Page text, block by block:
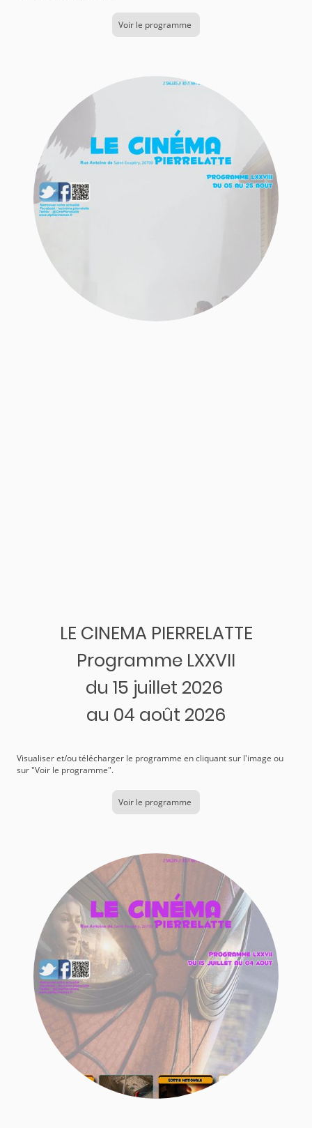
Voir le programme
LE CINEMA PIERRELATTE
Programme LXXVII
du 15 juillet 2026
au 04 août 2026
Visualiser et/ou télécharger le programme en cliquant sur l'image ou
sur "Voir le programme".
Voir le programme